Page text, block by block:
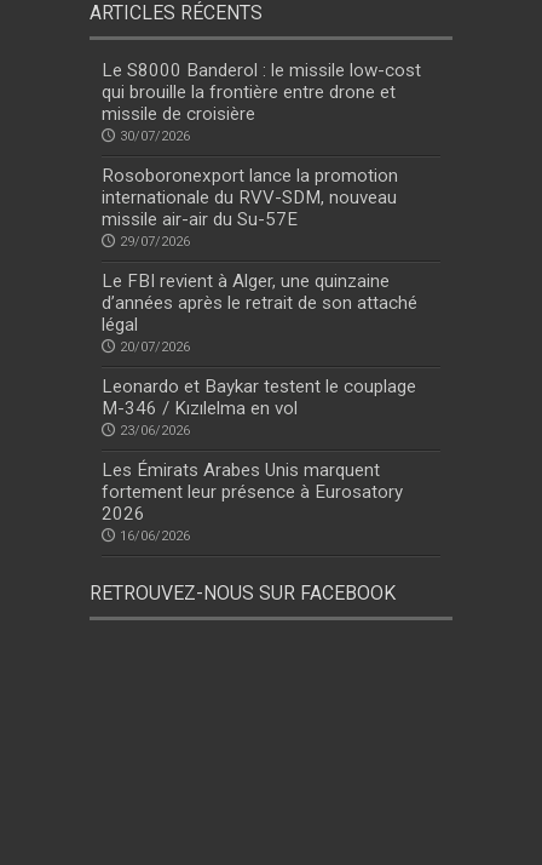
ARTICLES RÉCENTS
Le S8000 Banderol : le missile low-cost
qui brouille la frontière entre drone et
missile de croisière
30/07/2026
Rosoboronexport lance la promotion
internationale du RVV-SDM, nouveau
missile air-air du Su-57E
29/07/2026
Le FBI revient à Alger, une quinzaine
d’années après le retrait de son attaché
légal
20/07/2026
Leonardo et Baykar testent le couplage
M-346 / Kızılelma en vol
23/06/2026
Les Émirats Arabes Unis marquent
fortement leur présence à Eurosatory
2026
16/06/2026
RETROUVEZ-NOUS SUR FACEBOOK